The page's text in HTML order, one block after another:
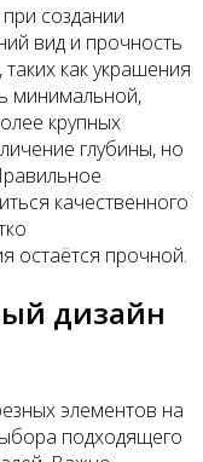
создании
вид и прочность
как украшения
минимальной,
крупных
глубины, но
качественного
остаётся прочной.
дизайн
элементов на
подходящего